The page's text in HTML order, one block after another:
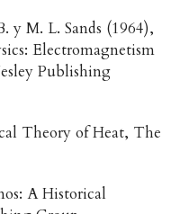
y M. L. Sands (1964),
Electromagnetism
Publishing
Theory of Heat, The
A Historical